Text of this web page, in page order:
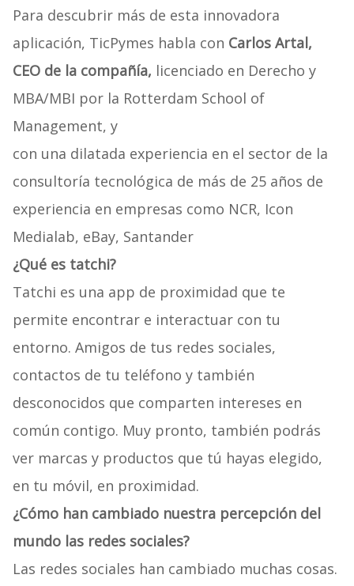
Para descubrir más de esta innovadora
aplicación, TicPymes habla con Carlos Artal,
CEO de la compañía, licenciado en Derecho y
MBA/MBI por la Rotterdam School of
Management, y
con una dilatada experiencia en el sector de la
consultoría tecnológica de más de 25 años de
experiencia en empresas como NCR, Icon
Medialab, eBay, Santander
¿Qué es tatchi?
Tatchi es una app de proximidad que te
permite encontrar e interactuar con tu
entorno. Amigos de tus redes sociales,
contactos de tu teléfono y también
desconocidos que comparten intereses en
común contigo. Muy pronto, también podrás
ver marcas y productos que tú hayas elegido,
en tu móvil, en proximidad.
¿Cómo han cambiado nuestra percepción del
mundo las redes sociales?
Las redes sociales han cambiado muchas cosas.